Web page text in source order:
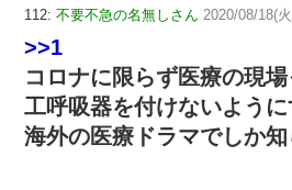
112: 不要不急の名無しさん 2020/08/18(
>>1
コロナに限らず医療の現
工呼吸器を付けないよう
海外の医療ドラマでしか